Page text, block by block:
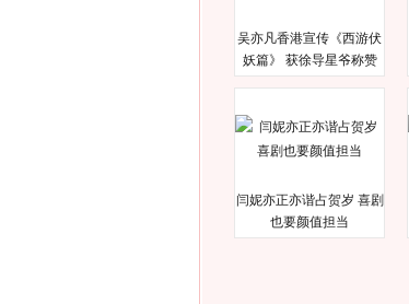
吴亦凡香港宣传《西游伏
妖篇》 获徐导星爷称赞
闫妮亦正亦谐占贺岁 喜剧
也要颜值担当